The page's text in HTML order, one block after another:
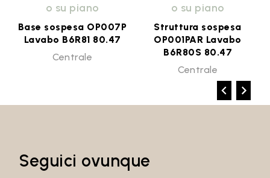
o su piano
Base sospesa OP007P
Lavabo B6R81 80.47
Centrale
o su piano
Struttura sospesa
OP001PAR Lavabo
B6R80S 80.47
Centrale
Seguici ovunque